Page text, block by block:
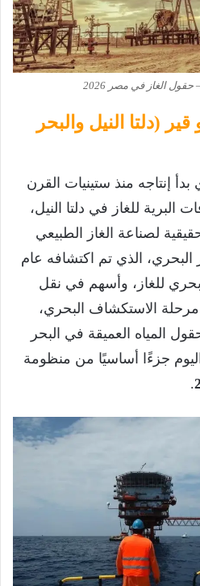
الغاز في مصر 2026
(دلتا النيل والبحر
إنتاجه منذ ستينيات القرن
البرية للغاز في دلتا النيل،
لصناعة الغاز الطبيعي
الذي تم اكتشافه عام
بحري للغاز، وأسهم في نقل
الاستكشاف البحري،
المياه العميقة في البحر
جزءًا أساسيًا من منظومة
.